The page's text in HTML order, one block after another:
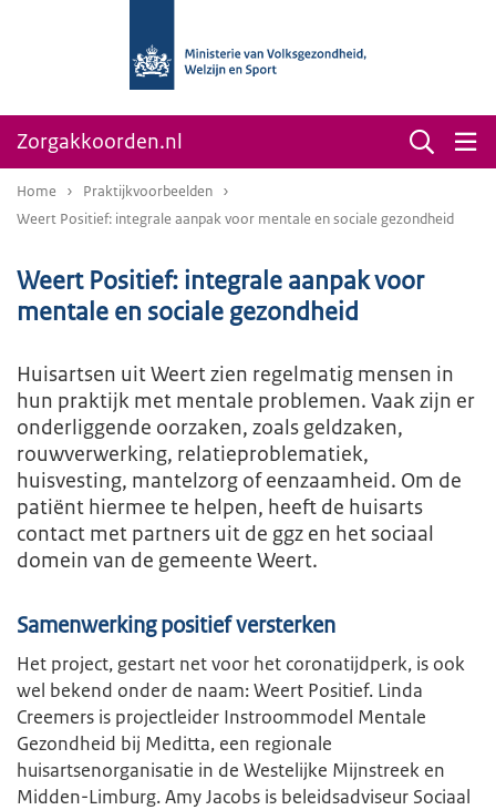
Zorgakkoorden.nl
Home
Praktijkvoorbeelden
Weert Positief: integrale aanpak voor mentale en sociale gezondheid
Weert Positief: integrale aanpak voor
mentale en sociale gezondheid
Huisartsen uit Weert zien regelmatig mensen in
hun praktijk met mentale problemen. Vaak zijn er
onderliggende oorzaken, zoals geldzaken,
rouwverwerking, relatieproblematiek,
huisvesting, mantelzorg of eenzaamheid. Om de
patiënt hiermee te helpen, heeft de huisarts
contact met partners uit de ggz en het sociaal
domein van de gemeente Weert.
Samenwerking positief versterken
Het project, gestart net voor het coronatijdperk, is ook
wel bekend onder de naam: Weert Positief. Linda
Creemers is projectleider Instroommodel Mentale
Gezondheid bij Meditta, een regionale
huisartsenorganisatie in de Westelijke Mijnstreek en
Midden-Limburg. Amy Jacobs is beleidsadviseur Sociaal